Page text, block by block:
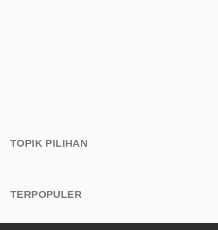
TOPIK PILIHAN
TERPOPULER